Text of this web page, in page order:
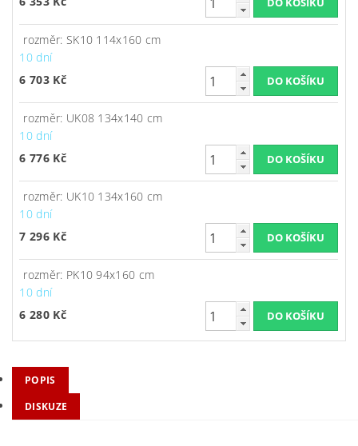
rozměr: SK10 114x160 cm
10 dní
6 703 Kč
rozměr: UK08 134x140 cm
10 dní
6 776 Kč
rozměr: UK10 134x160 cm
10 dní
7 296 Kč
rozměr: PK10 94x160 cm
10 dní
6 280 Kč
POPIS
DISKUZE